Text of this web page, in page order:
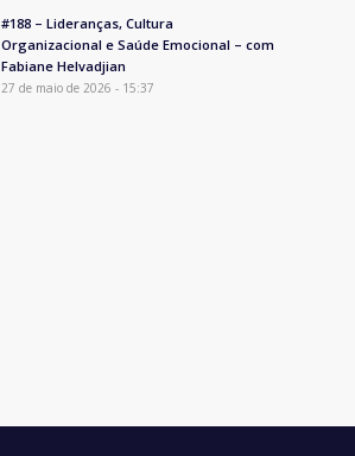
#188 – Lideranças, Cultura
Organizacional e Saúde Emocional – com
Fabiane Helvadjian
27 de maio de 2026 - 15:37